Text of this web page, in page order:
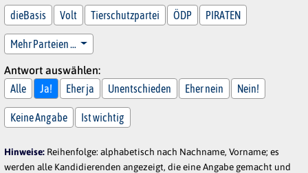
dieBasis Volt Tierschutzpartei ÖDP PIRATEN
Mehr Parteien …
Antwort auswählen:
Alle
Ja! Eher ja Unentschieden Eher nein Nein!
Keine Angabe Ist wichtig
Hinweise: Reihenfolge: alphabetisch nach Nachname, Vorname; es
werden alle Kandidierenden angezeigt, die eine Angabe gemacht und